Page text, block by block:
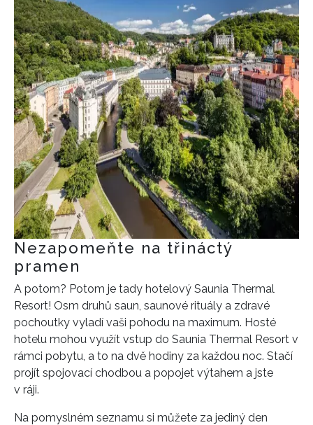
INFORMACE
REDAKCE
Nezapomeňte na třináctý
pramen
A potom? Potom je tady hotelový Saunia Thermal
Resort! Osm druhů saun, saunové rituály a zdravé
pochoutky vyladí vaši pohodu na maximum. Hosté
hotelu mohou využít vstup do Saunia Thermal Resort v
rámci pobytu, a to na dvě hodiny za každou noc. Stačí
projít spojovací chodbou a popojet výtahem a jste
v ráji.
Na pomyslném seznamu si můžete za jediný den